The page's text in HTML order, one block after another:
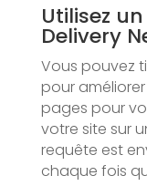
Utilisez
Delivery
Vous pouvez
pour
pages pour
votre site sur
requête est
chaque fois